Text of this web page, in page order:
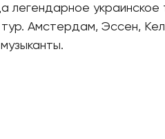
легендарное украинское
Амстердам, Эссен,